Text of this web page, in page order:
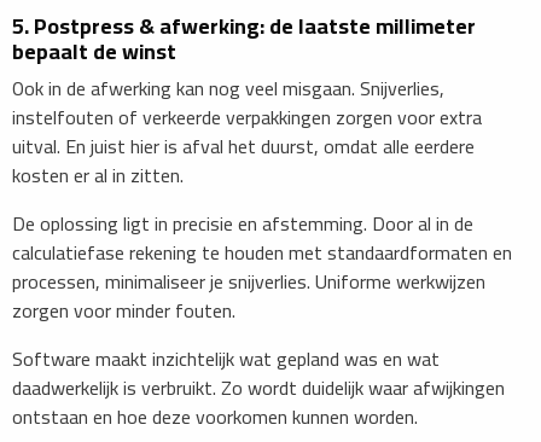
5. Postpress & afwerking: de laatste millimeter
bepaalt de winst
Ook in de afwerking kan nog veel misgaan. Snijverlies,
instelfouten of verkeerde verpakkingen zorgen voor extra
uitval. En juist hier is afval het duurst, omdat alle eerdere
kosten er al in zitten.
De oplossing ligt in precisie en afstemming. Door al in de
calculatiefase rekening te houden met standaardformaten en
processen, minimaliseer je snijverlies. Uniforme werkwijzen
zorgen voor minder fouten.
Software maakt inzichtelijk wat gepland was en wat
daadwerkelijk is verbruikt. Zo wordt duidelijk waar afwijkingen
ontstaan en hoe deze voorkomen kunnen worden.